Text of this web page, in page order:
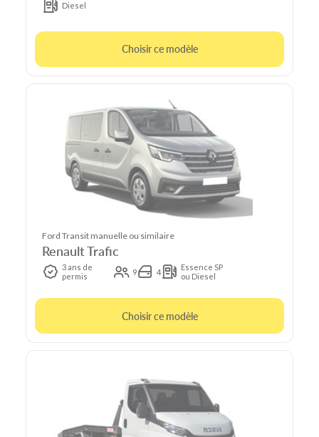
Diesel
Choisir ce modèle
Ford Transit manuelle ou similaire
Renault Trafic
3 ans de
permis
9 4
Essence SP
ou Diesel
Choisir ce modèle